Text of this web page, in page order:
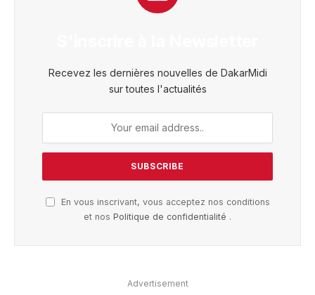
Recevez les dernières nouvelles de DakarMidi
sur toutes l'actualités
En vous inscrivant, vous acceptez nos conditions
et nos Politique de confidentialité .
Advertisement